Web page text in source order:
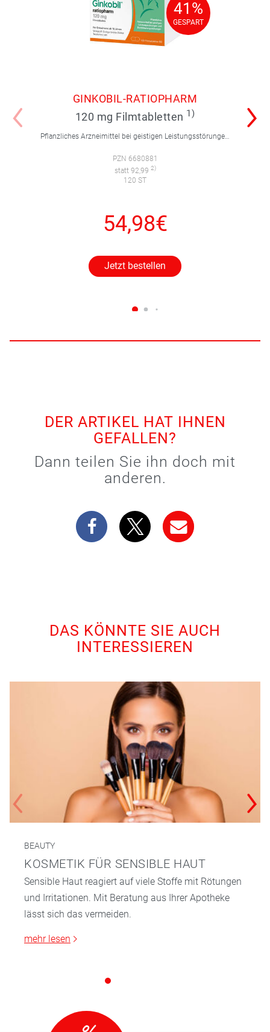
41%
GESPART
41%
GESPART
GINKOBIL-RATIOPHARM
120 mg Filmtabletten 1)
PZN 6680881
statt 92,99 2)
120 ST
54,98€
Jetzt bestellen
DER ARTIKEL HAT IHNEN
GEFALLEN?
Dann teilen Sie ihn doch mit
anderen.
DAS KÖNNTE SIE AUCH
INTERESSIEREN
BEAUTY
KOSMETIK FÜR SENSIBLE HAUT
Sensible Haut reagiert auf viele Stoffe mit Rötungen
und Irritationen. Mit Beratung aus Ihrer Apotheke
lässt sich das vermeiden.
mehr lesen